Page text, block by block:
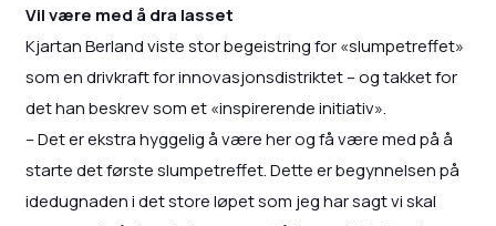
Vil være med å dra lasset
Kjartan Berland viste stor begeistring for «slumpetreffet»
som en drivkraft for innovasjonsdistriktet – og takket for
det han beskrev som et «inspirerende initiativ».
– Det er ekstra hyggelig å være her og få være med på å
starte det første slumpetreffet. Dette er begynnelsen på
idedugnaden i det store løpet som jeg har sagt vi skal